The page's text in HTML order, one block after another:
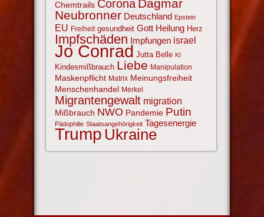
Chemtrails Corona Dagmar
Neubronner Deutschland Epstein
EU Freiheit gesundheit Gott Heilung Herz
Impfschäden Impfungen israel
Jo Conrad Jutta Belle KI
Kindesmißbrauch Liebe Manipulation
Maskenpflicht Matrix Meinungsfreiheit
Menschenhandel Merkel
Migrantengewalt migration
Mißbrauch NWO Pandemie Putin
Pädophilie Staatsangehörigkeit Tagesenergie
Trump Ukraine